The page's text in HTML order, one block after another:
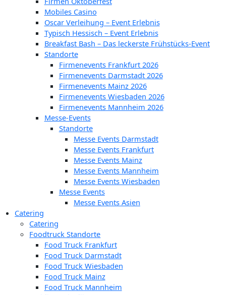
Mobiles Casino
Oscar Verleihung – Event Erlebnis
Typisch Hessisch – Event Erlebnis
Breakfast Bash – Das leckerste Frühstücks-Event
Standorte
Firmenevents Frankfurt 2026
Firmenevents Darmstadt 2026
Firmenevents Mainz 2026
Firmenevents Wiesbaden 2026
Firmenevents Mannheim 2026
Messe-Events
Standorte
Messe Events Darmstadt
Messe Events Frankfurt
Messe Events Mainz
Messe Events Mannheim
Messe Events Wiesbaden
Messe Events
Messe Events Asien
Catering
Catering
Foodtruck Standorte
Food Truck Frankfurt
Food Truck Darmstadt
Food Truck Wiesbaden
Food Truck Mainz
Food Truck Mannheim